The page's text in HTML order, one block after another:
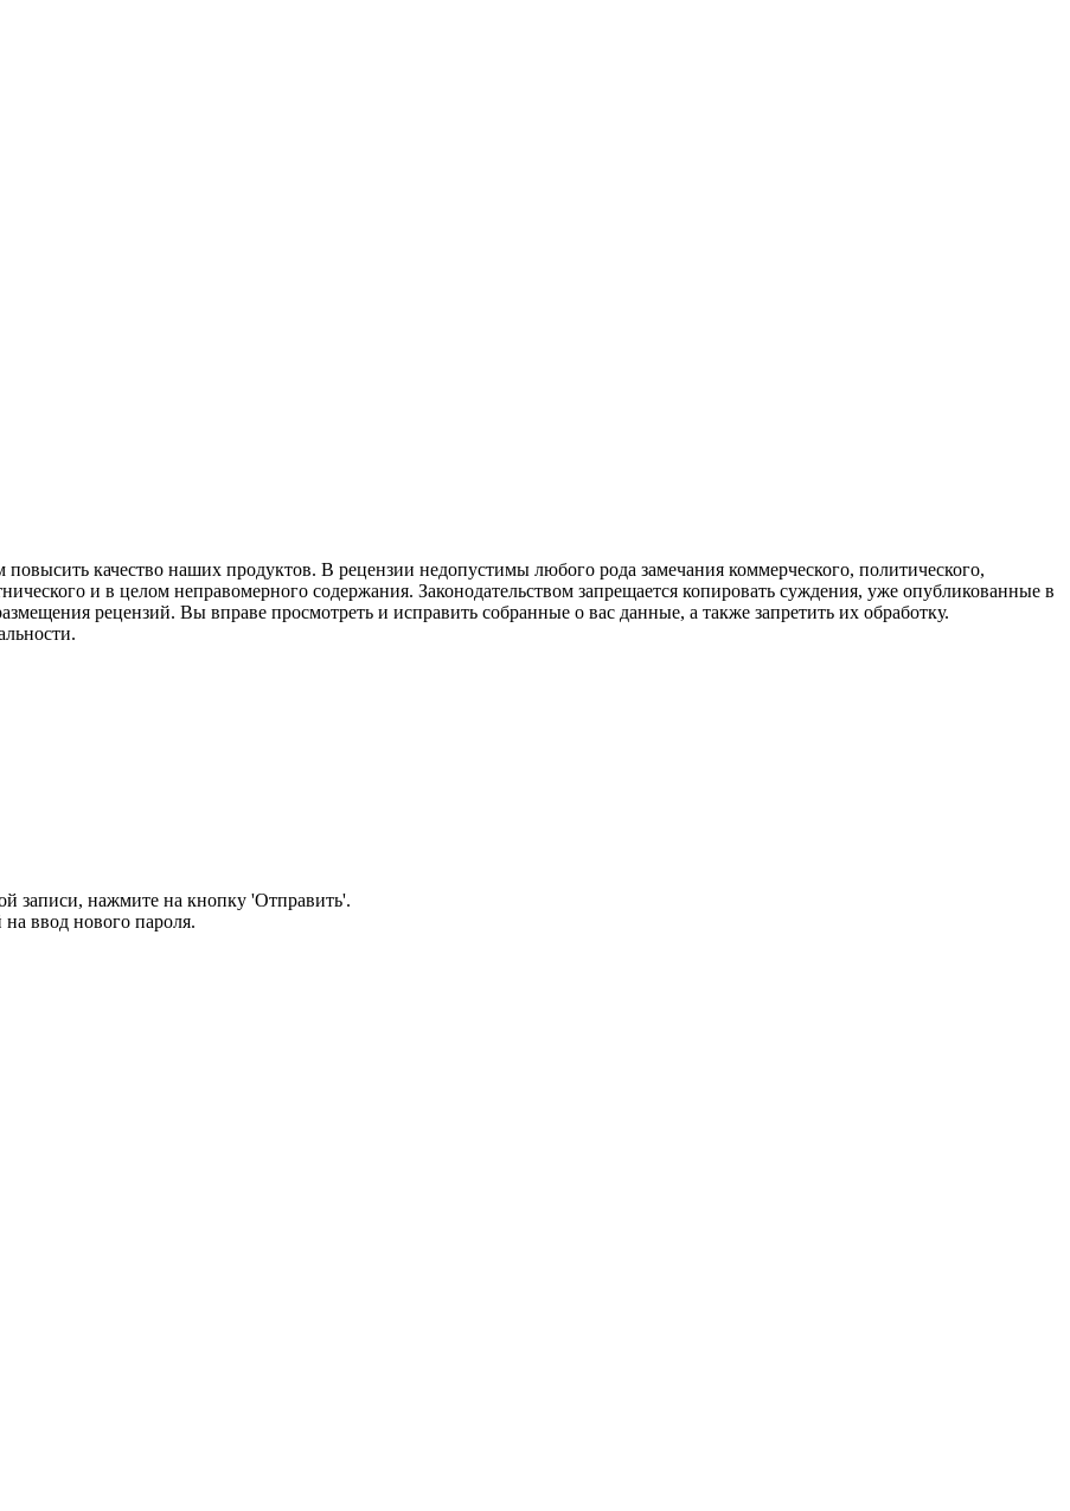
повысить качество наших продуктов. В рецензии недопустимы любого рода замечания коммерческого, политического,
и в целом неправомерного содержания. Законодательством запрещается копировать суждения, уже опубликованные в
рецензий. Вы вправе просмотреть и исправить собранные о вас данные, а также запретить их обработку.
записи, нажмите на кнопку 'Отправить'.
ввод нового пароля.